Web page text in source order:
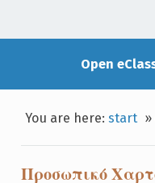
Open
You are here:start »
Προσωπικό